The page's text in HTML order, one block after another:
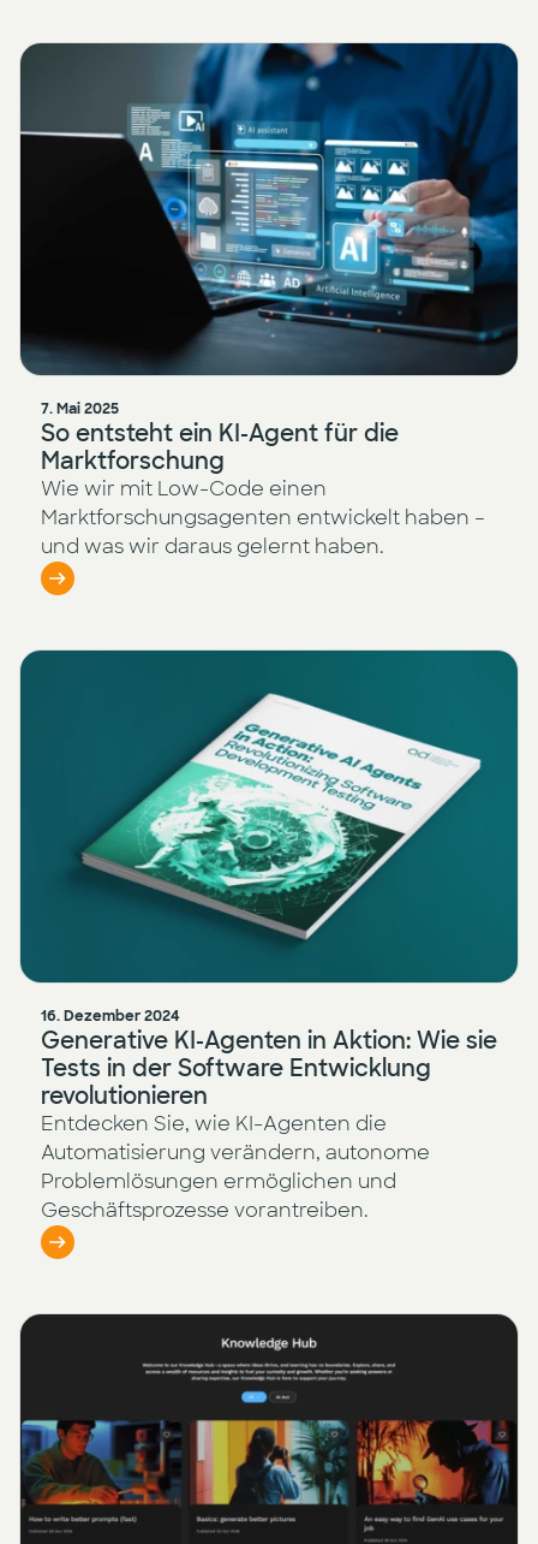
7. Mai 2025
So entsteht ein KI-Agent für die
Marktforschung
Wie wir mit Low-Code einen
Marktforschungsagenten entwickelt haben –
und was wir daraus gelernt haben.
16. Dezember 2024
Generative KI-Agenten in Aktion: Wie sie
Tests in der Software Entwicklung
revolutionieren
Entdecken Sie, wie KI-Agenten die
Automatisierung verändern, autonome
Problemlösungen ermöglichen und
Geschäftsprozesse vorantreiben.